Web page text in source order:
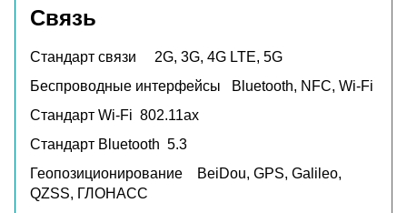
Связь
Стандарт связи 2G, 3G, 4G LTE, 5G
Беспроводные интерфейсы
Bluetooth, NFC, Wi-Fi
Стандарт Wi-Fi 802.11ax
Стандарт Bluetooth 5.3
Геопозиционирование
BeiDou, GPS, Galileo,
QZSS, ГЛОНАСС